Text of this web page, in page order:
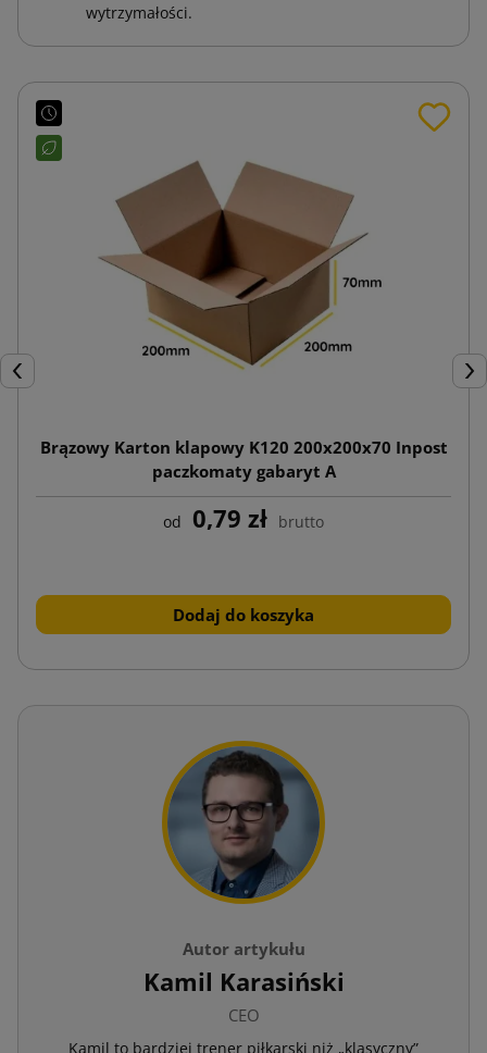
wytrzymałości.
Poprzedni
Brązowy Karton klapowy K120 200x200x70 Inpost
paczkomaty gabaryt A
od 0,79 zł brutto
Dodaj do koszyka
Autor artykułu
Kamil Karasiński
CEO
Kamil to bardziej trener piłkarski niż „klasyczny”